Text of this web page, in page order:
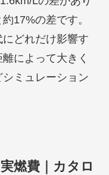
17%の差です。
どれだけ影響す
によって大きく
ミュレーション
燃費｜カタロ